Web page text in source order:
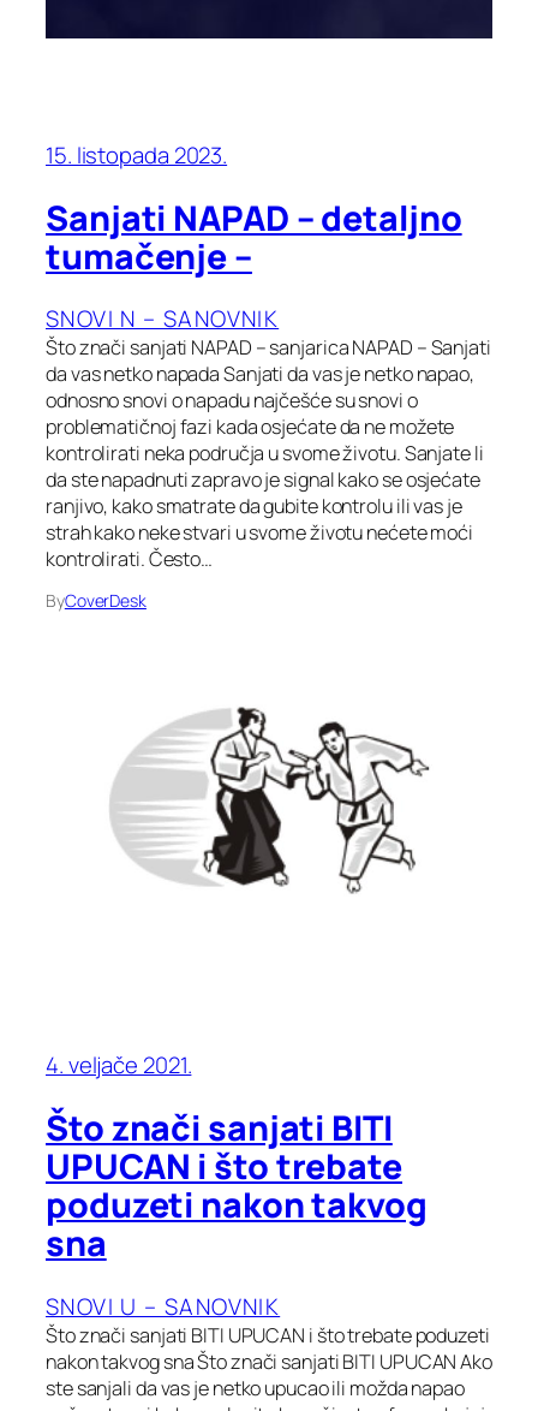
15. listopada 2023.
Sanjati NAPAD – detaljno
tumačenje –
SNOVI N – SANOVNIK
Što znači sanjati NAPAD – sanjarica NAPAD – Sanjati
da vas netko napada Sanjati da vas je netko napao,
odnosno snovi o napadu najčešće su snovi o
problematičnoj fazi kada osjećate da ne možete
kontrolirati neka područja u svome životu. Sanjate li
da ste napadnuti zapravo je signal kako se osjećate
ranjivo, kako smatrate da gubite kontrolu ili vas je
strah kako neke stvari u svome životu nećete moći
kontrolirati. Često…
ByCoverDesk
4. veljače 2021.
Što znači sanjati BITI
UPUCAN i što trebate
poduzeti nakon takvog
sna
SNOVI U – SANOVNIK
Što znači sanjati BITI UPUCAN i što trebate poduzeti
nakon takvog sna Što znači sanjati BITI UPUCAN Ako
ste sanjali da vas je netko upucao ili možda napao